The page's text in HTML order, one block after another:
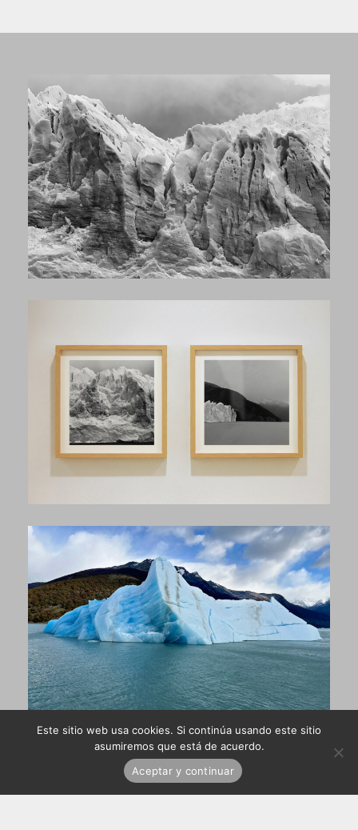
Este sitio web usa cookies. Si continúa usando este sitio
asumiremos que está de acuerdo.
Aceptar y continuar